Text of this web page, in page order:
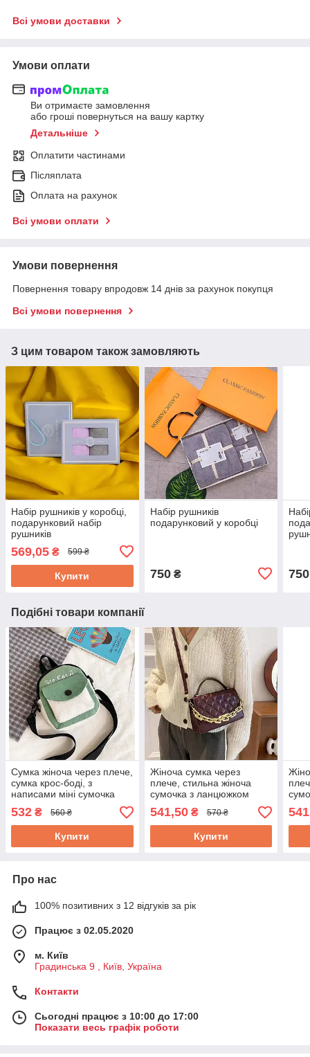
Всі умови доставки
Умови оплати
Ви отримаєте замовлення
або гроші повернуться на вашу картку
Детальніше
Оплатити частинами
Післяплата
Оплата на рахунок
Всі умови оплати
Умови повернення
Повернення товару впродовж 14 днів за рахунок покупця
Всі умови повернення
З цим товаром також замовляють
Набір рушників у коробці,
подарунковий набір
рушників
569,05 ₴ 599 ₴
Купити
Набір рушників
подарунковий у коробці
750₴ 750
Подібні товари компанії
Сумка жіноча через плече,
сумка крос-боді, з
написами міні сумочка
стильна, зелена
532 ₴ 560 ₴
Купити
Жіноча сумка через
плече, стильна жіноча
сумочка з ланцюжком
541,50₴ 570 ₴
Купити
Про нас
100% позитивних з 12 відгуків за рік
Працює з 02.05.2020
м. Київ
Градинська 9 , Київ, Україна
Контакти
Сьогодні працює з 10:00 до 17:00
Показати весь графік роботи